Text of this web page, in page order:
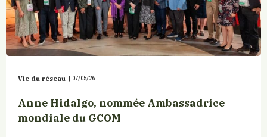
Vie du réseau 07/05/26
Anne Hidalgo, nommée Ambassadrice
mondiale du GCOM